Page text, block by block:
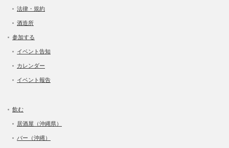
法律・規約
酒造所
参加する
イベント告知
カレンダー
イベント報告
飲む
居酒屋（沖縄県）
バー（沖縄）